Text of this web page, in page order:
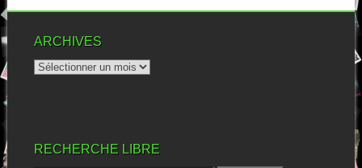
ARCHIVES
RECHERCHE LIBRE